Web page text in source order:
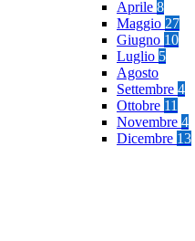
Aprile 8
Maggio 27
Giugno 10
Luglio 5
Agosto
Settembre 4
Ottobre 11
Novembre 4
Dicembre 13